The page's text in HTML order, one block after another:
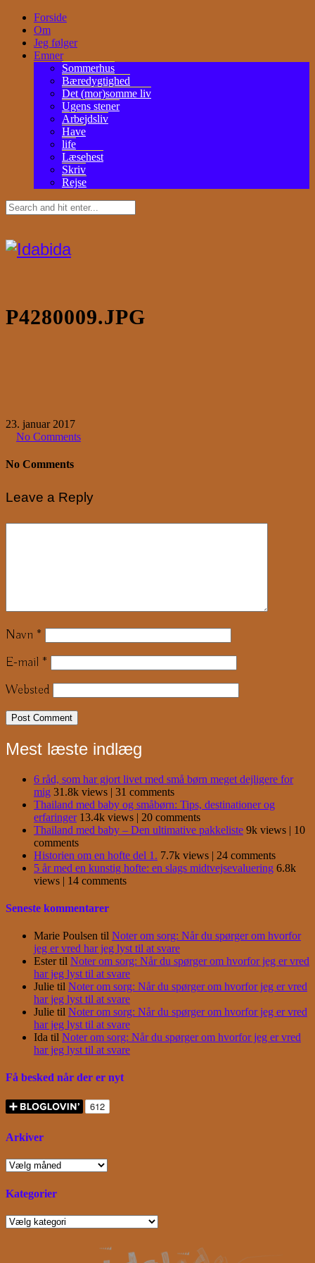
Forside
Om
Jeg følger
Emner
Sommerhus
Bæredygtighed
Det (mor)somme liv
Ugens stener
Arbejdsliv
Have
life
Læsehest
Skriv
Rejse
P4280009.JPG
23. januar 2017
No Comments
No Comments
Leave a Reply
Navn *
E-mail *
Websted
Mest læste indlæg
6 råd, som har gjort livet med små børn meget dejligere for
mig 31.8k views | 31 comments
Thailand med baby og småbørn: Tips, destinationer og
erfaringer 13.4k views | 20 comments
Thailand med baby – Den ultimative pakkeliste 9k views | 10
comments
Historien om en hofte del 1. 7.7k views | 24 comments
5 år med en kunstig hofte: en slags midtvejsevaluering 6.8k
views | 14 comments
Seneste kommentarer
Marie Poulsen til Noter om sorg: Når du spørger om hvorfor
jeg er vred har jeg lyst til at svare
Estertil Noter om sorg: Når du spørger om hvorfor jeg er vred
har jeg lyst til at svare
Julie til Noter om sorg: Når du spørger om hvorfor jeg er vred
har jeg lyst til at svare
Julie til Noter om sorg: Når du spørger om hvorfor jeg er vred
har jeg lyst til at svare
Ida til Noter om sorg: Når du spørger om hvorfor jeg er vred
har jeg lyst til at svare
Få besked når der er nyt
Arkiver
Arkiver
Kategorier
Kategorier